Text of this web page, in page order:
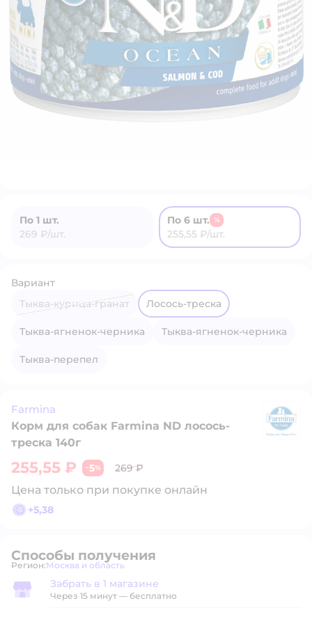
По 1 шт.
269 ₽/шт.
По 6 шт. %
255,55 ₽/шт.
Вариант
тыква-курица-гранат
лосось-треска
тыква-ягненок-черника тыква-ягненок-черника
тыква-перепел
Farmina
Корм для собак Farmina ND лосось-
треска 140г
255,55 ₽ −5% 269 ₽
Цена только при покупке онлайн
+5,38
Способы получения
Регион: Выбор адреса доставки.
Москва и область
Забрать в магазине
Забрать в 1 магазине
Через 15 минут — бесплатно